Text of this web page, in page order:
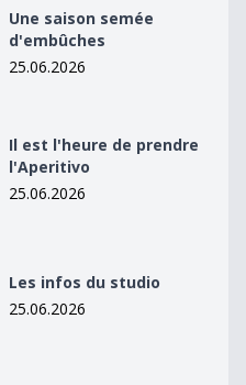
Une saison semée
d'embûches
25.06.2026
l&#039;Aperitivo
Il est l'heure de prendre
l'Aperitivo
25.06.2026
Les infos du studio
25.06.2026